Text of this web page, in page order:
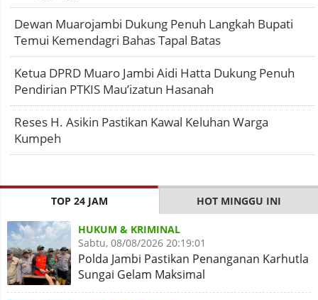
Dewan Muarojambi Dukung Penuh Langkah Bupati
Temui Kemendagri Bahas Tapal Batas
Ketua DPRD Muaro Jambi Aidi Hatta Dukung Penuh
Pendirian PTKIS Mau’izatun Hasanah
Reses H. Asikin Pastikan Kawal Keluhan Warga
Kumpeh
TOP 24 JAM HOT MINGGU INI
HUKUM & KRIMINAL
Sabtu, 08/08/2026 20:19:01
Polda Jambi Pastikan Penanganan Karhutla
Sungai Gelam Maksimal